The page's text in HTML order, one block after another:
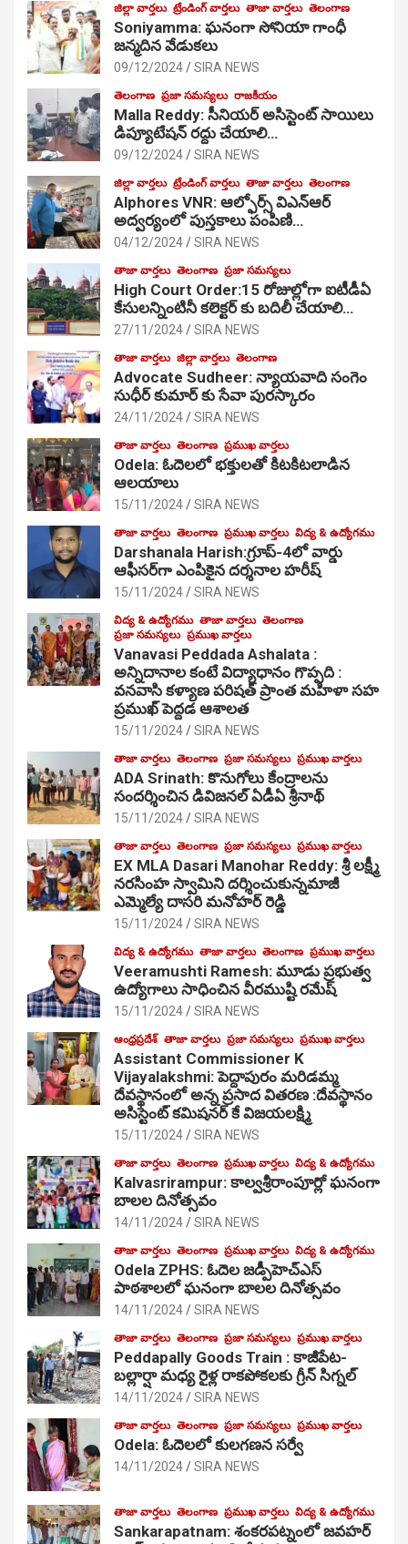
జిల్లా వార్తలు ట్రేండింగ్ వార్తలు తాజా వార్తలు తెలంగాణ
Soniyamma: ఘ‌నంగా సోనియా గాంధీ
జ‌న్మ‌దిన వేడుక‌లు
09/12/2024 SIRA NEWS
తెలంగాణ ప్రజా సమస్యలు రాజకీయం
Malla Reddy: సీనియర్ అసిస్టెంట్ సాయిలు
డిప్యూటేషన్ రద్దు చేయాలి…
09/12/2024 SIRA NEWS
జిల్లా వార్తలు ట్రేండింగ్ వార్తలు తాజా వార్తలు తెలంగాణ
Alphores VNR: ఆల్ఫోర్స్ విఎన్ఆర్
అద్వర్యంలో పుస్తకాలు పంపిణి…
04/12/2024 SIRA NEWS
తాజా వార్తలు తెలంగాణ ప్రజా సమస్యలు
High Court Order:15 రోజుల్లోగా ఐటీడీఏ
కేసులన్నింటినీ కలెక్టర్ కు బదిలీ చేయాలి…
27/11/2024 SIRA NEWS
తాజా వార్తలు జిల్లా వార్తలు తెలంగాణ
Advocate Sudheer: న్యాయవాది సంగెం
సుధీర్ కుమార్ కు సేవా పురస్కారం
24/11/2024 SIRA NEWS
తాజా వార్తలు తెలంగాణ ప్రముఖ వార్తలు
Odela: ఓదెల‌లో భక్తులతో కిటకిటలాడిన
ఆల‌యాలు
15/11/2024 SIRA NEWS
తాజా వార్తలు తెలంగాణ ప్రముఖ వార్తలు విద్య & ఉద్యోగము
Darshanala Harish:గ్రూప్-4లో వార్డు
ఆఫీసర్‌గా ఎంపికైన దర్శనాల హరీష్
15/11/2024 SIRA NEWS
విద్య & ఉద్యోగము తాజా వార్తలు తెలంగాణ
ప్రజా సమస్యలు ప్రముఖ వార్తలు
Vanavasi Peddada Ashalata :
అన్నిదానాల కంటే విద్యాధానం గొప్పది :
వనవాసి కళ్యాణ పరిషత్ ప్రాంత మహిళా సహ
ప్రముఖ్ పెద్దడ ఆశాలత
15/11/2024 SIRA NEWS
తాజా వార్తలు తెలంగాణ ప్రజా సమస్యలు ప్రముఖ వార్తలు
ADA Srinath: కొనుగోలు కేంద్రాల‌ను
సంద‌ర్శించిన డివిజనల్ ఏడీఏ శ్రీనాథ్
15/11/2024 SIRA NEWS
తాజా వార్తలు తెలంగాణ ప్రజా సమస్యలు ప్రముఖ వార్తలు
EX MLA Dasari Manohar Reddy: శ్రీ లక్ష్మీ
నరసింహ స్వామిని దర్శించుకున్నమాజీ
ఎమ్మెల్యే దాసరి మనోహర్ రెడ్డి
15/11/2024 SIRA NEWS
విద్య & ఉద్యోగము తాజా వార్తలు తెలంగాణ ప్రముఖ వార్తలు
Veeramushti Ramesh: మూడు ప్రభుత్వ
ఉద్యోగాలు సాధించిన వీరముష్టి రమేష్
15/11/2024 SIRA NEWS
ఆంధ్రప్రదేశ్ తాజా వార్తలు ప్రజా సమస్యలు ప్రముఖ వార్తలు
Assistant Commissioner K
Vijayalakshmi: పెద్దాపురం మరిడమ్మ
దేవస్థానంలో అన్న ప్రసాద వితరణ :దేవస్థానం
అసిస్టెంట్ కమిషనర్ కే విజయలక్ష్మి
15/11/2024 SIRA NEWS
తాజా వార్తలు తెలంగాణ ప్రముఖ వార్తలు విద్య & ఉద్యోగము
Kalvasrirampur: కాల్వశ్రీరాంపూర్లో ఘనంగా
బాలల దినోత్సవం
14/11/2024 SIRA NEWS
తాజా వార్తలు తెలంగాణ ప్రముఖ వార్తలు విద్య & ఉద్యోగము
Odela ZPHS: ఓదెల జ‌డ్పీహెచ్ఎస్
పాఠ‌శాల‌లో ఘనంగా బాలల దినోత్సవం
14/11/2024 SIRA NEWS
తాజా వార్తలు తెలంగాణ ప్రజా సమస్యలు ప్రముఖ వార్తలు
Peddapally Goods Train : కాజీపేట-
బల్లార్షా మధ్య రైళ్ల రాకపోకలకు గ్రీన్ సిగ్నల్
14/11/2024 SIRA NEWS
తాజా వార్తలు తెలంగాణ ప్రజా సమస్యలు ప్రముఖ వార్తలు
Odela: ఓదెలలో కులగణన సర్వే
14/11/2024 SIRA NEWS
తాజా వార్తలు తెలంగాణ ప్రముఖ వార్తలు విద్య & ఉద్యోగము
Sankarapatnam: శంకరపట్నంలో జవహర్